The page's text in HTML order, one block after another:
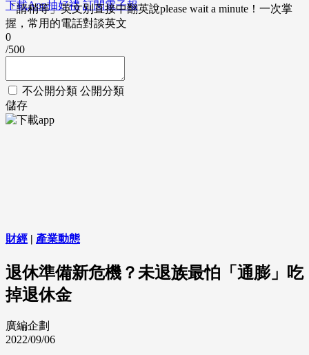
下載App抽好禮 訂閱電子報
「請稍等」英文別直接中翻英說please wait a minute！一次掌
握，常用的電話對談英文
0
/500
不公開分類 公開分類
儲存
財經 | 產業動態
退休準備新危機？未退族最怕「通膨」吃
掉退休金
廣編企劃
2022/09/06